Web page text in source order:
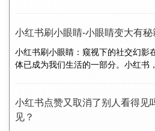
小红书刷小眼睛-小眼睛变大有秘
小红书刷小眼睛：窥视下的社交幻影
体已成为我们生活的一部分。小红书
小红书点赞又取消了别人看得见
见？